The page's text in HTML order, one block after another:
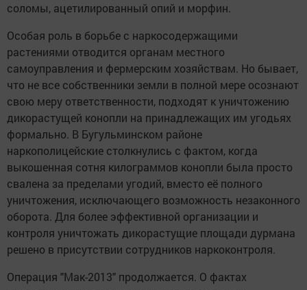
соломы, ацетилированный опий и морфин.
Особая роль в борьбе с наркосодержащими
растениями отводится органам местного
самоуправления и фермерским хозяйствам. Но бывает,
что не все собственники земли в полной мере осознают
свою меру ответственности, подходят к уничтожению
дикорастущей конопли на принадлежащих им угодьях
формально. В Бугульминском районе
наркополицейские столкнулись с фактом, когда
выкошенная сотня килограммов конопли была просто
свалена за пределами угодий, вместо её полного
уничтожения, исключающего возможность незаконного
оборота. Для более эффективной организации и
контроля уничтожать дикорастущие площади дурмана
решено в присутствии сотрудников наркоконтроля.
Операция "Мак-2013" продолжается. О фактах